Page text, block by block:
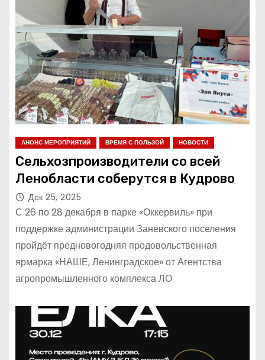
АНОНС МЕРОПРИЯТИЙ ВРЕМЯ С ПОЛЬЗОЙ НОВОСТИ
Сельхозпроизводители со всей
Ленобласти соберутся в Кудрово
Дек 25, 2025
С 26 по 28 декабря в парке «Оккервиль» при
поддержке администрации Заневского поселения
пройдёт предновогодняя продовольственная
ярмарка «НАШЕ, Ленинградское» от Агентства
агропромышленного комплекса ЛО